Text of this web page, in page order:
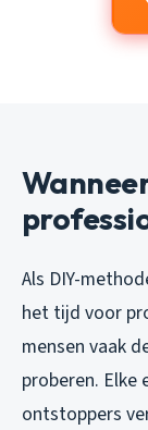
Als DIY-
het tijd voor
mensen vaak
proberen. Elke
ontstoppers